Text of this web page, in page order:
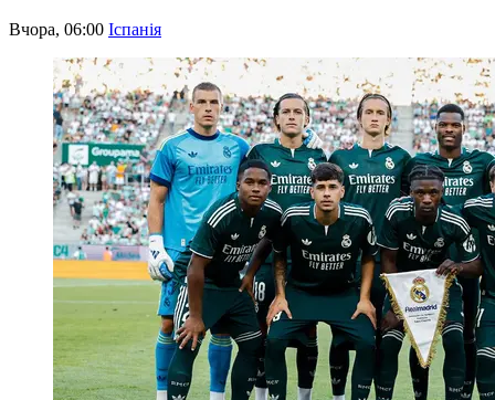
Вчора, 06:00 Іспанія